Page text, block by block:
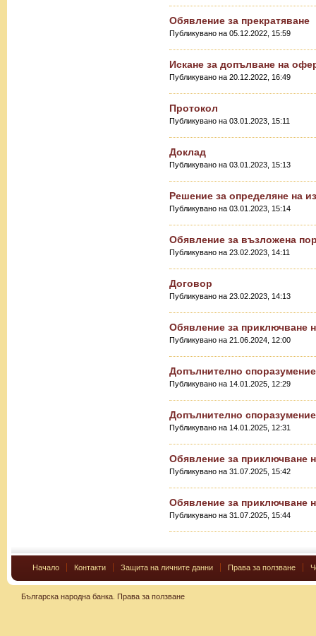
Обявление за прекратяване
Публикувано на 05.12.2022, 15:59
Искане за допълване на
Публикувано на 20.12.2022, 16:49
Протокол
Публикувано на 03.01.2023, 15:11
Доклад
Публикувано на 03.01.2023, 15:13
Решение за определяне на
Публикувано на 03.01.2023, 15:14
Обявление за възложена
Публикувано на 23.02.2023, 14:11
Договор
Публикувано на 23.02.2023, 14:13
Обявление за приключване
Публикувано на 21.06.2024, 12:00
Допълнително
Публикувано на 14.01.2025, 12:29
Допълнително
Публикувано на 14.01.2025, 12:31
Обявление за приключване
Публикувано на 31.07.2025, 15:42
Обявление за приключване
Публикувано на 31.07.2025, 15:44
Начало Контакти Защита на личните данни Права за ползване
Българска народна банка. Права за ползване